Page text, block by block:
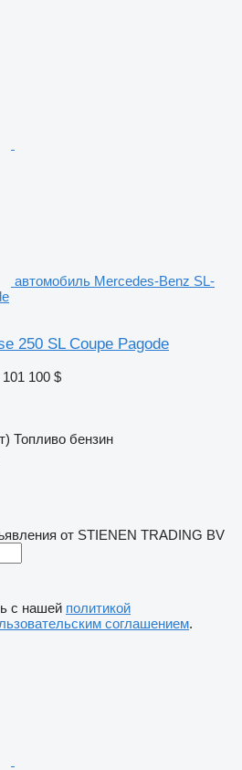
автомобиль Mercedes-Benz SL-
250 SL Coupe Pagode
101 100 $
Топливо бензин
от STIENEN TRADING BV
с нашей политикой
соглашением.